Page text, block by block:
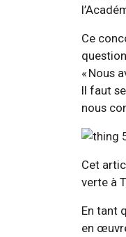
Ce
« Nous
Il faut
nous
Cet
verte à
En tant
en